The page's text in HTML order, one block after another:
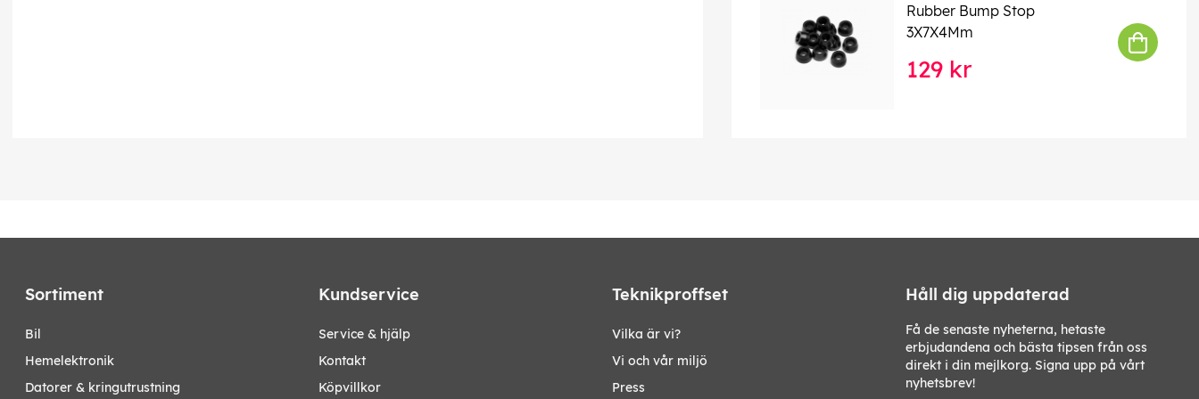
Rubber Bump Stop
3X7X4Mm
129 kr
Sortiment
bil
hemelektronik
datorer & kringutrustning
Kundservice
Service & hjälp
Kontakt
Köpvillkor
Teknikproffset
Vilka är vi?
Vi och vår miljö
Press
Håll dig uppdaterad
Få de senaste nyheterna, hetaste
erbjudandena och bästa tipsen från oss
direkt i din mejlkorg. Signa upp på vårt
nyhetsbrev!